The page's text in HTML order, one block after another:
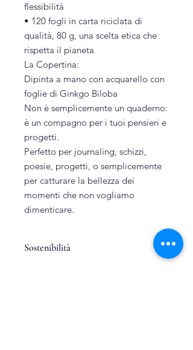
flessibilità
• 120 fogli in carta riciclata di
qualità, 80 g, una scelta etica che
rispetta il pianeta
La Copertina:
Dipinta a mano con acquarello con
foglie di Ginkgo Biloba
Non è semplicemente un quaderno:
è un compagno per i tuoi pensieri e
progetti.
Perfetto per journaling, schizzi,
poesie, progetti, o semplicemente
per catturare la bellezza dei
momenti che non vogliamo
dimenticare.
Sostenibilità